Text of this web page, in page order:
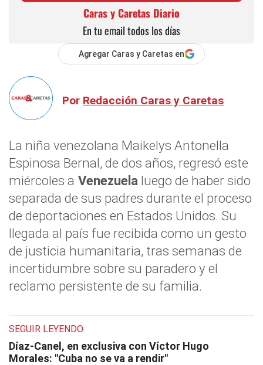
Caras y Caretas Diario
En tu email todos los días
Agregar Caras y Caretas en
Por Redacción Caras y Caretas
La niña venezolana Maikelys Antonella
Espinosa Bernal, de dos años, regresó este
miércoles a Venezuela luego de haber sido
separada de sus padres durante el proceso
de deportaciones en Estados Unidos. Su
llegada al país fue recibida como un gesto
de justicia humanitaria, tras semanas de
incertidumbre sobre su paradero y el
reclamo persistente de su familia.
SEGUIR LEYENDO
Díaz-Canel, en exclusiva con Víctor Hugo
Morales: "Cuba no se va a rendir"